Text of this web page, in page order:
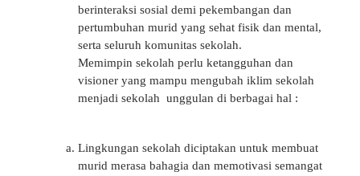
berinteraksi sosial demi pekembangan dan
pertumbuhan murid yang sehat fisik dan mental,
serta seluruh komunitas sekolah.
Memimpin sekolah perlu ketangguhan dan
visioner yang mampu mengubah iklim sekolah
menjadi sekolah unggulan di berbagai hal :
Lingkungan sekolah diciptakan untuk membuat
murid merasa bahagia dan memotivasi semangat